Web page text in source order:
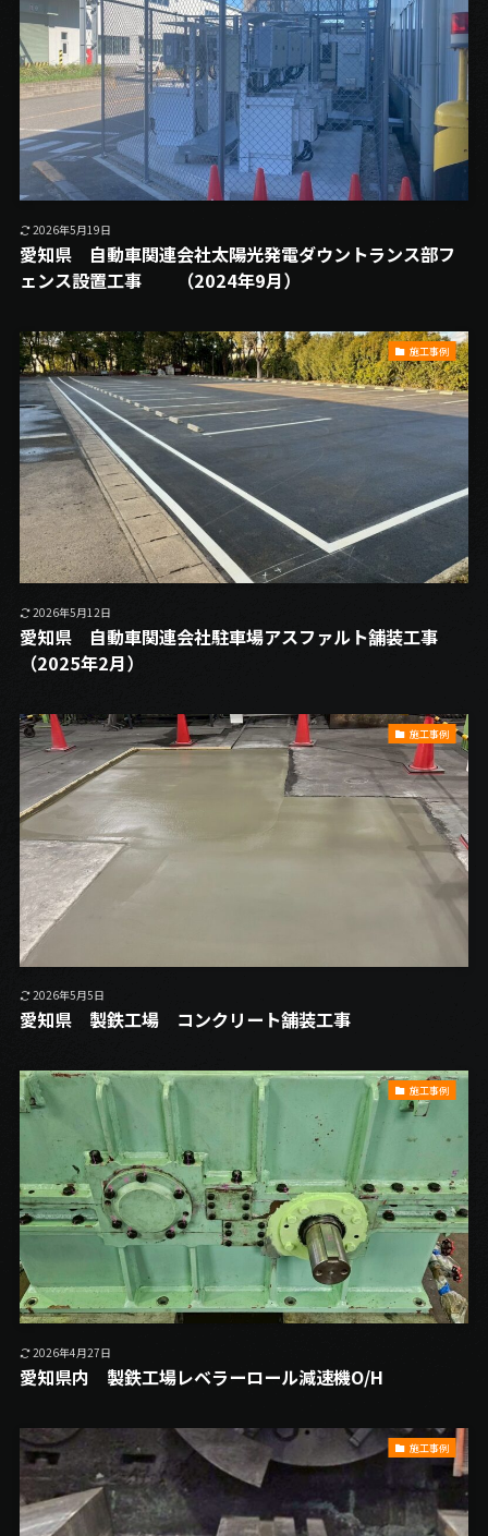
愛知県 自動車関連会社太陽光発電ダウントランス部フ
ェンス設置工事 （2024年9月）
2026年5月19日
施工事例
愛知県 自動車関連会社駐車場アスファルト舗装工事
（2025年2月）
2026年5月12日
施工事例
愛知県 製鉄工場 コンクリート舗装工事
2026年5月5日
施工事例
愛知県内 製鉄工場レベラーロール減速機O/H
2026年4月27日
施工事例